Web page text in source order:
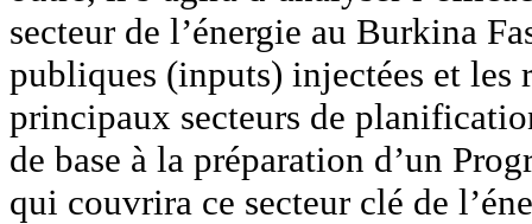
secteur de l’énergie au Burkina
publiques (inputs) injectées et les
principaux secteurs de
de base à la préparation d’un
qui couvrira ce secteur clé de